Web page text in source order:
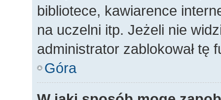
bibliotece, kawiarence
na uczelni itp. Jeżeli nie
administrator zablokował tę
Góra